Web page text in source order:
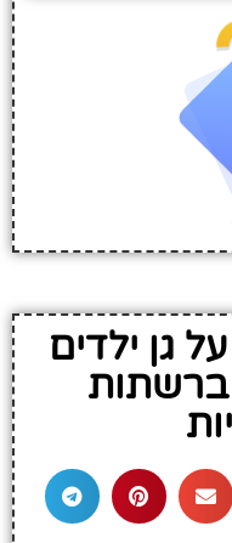
גן ילדים
אלסדיק 4 ברשתות